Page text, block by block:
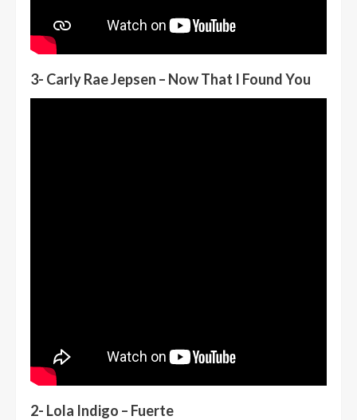
3- Carly Rae Jepsen – Now That I Found You
2- Lola Indigo – Fuerte